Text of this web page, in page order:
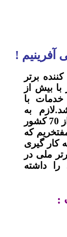
آفرینیم !
برتر
بیش از
خدمات با
به
توضیح است محصولات ما به بیش از 70 کشور
که
کار گیری
ملی در
داشته
: